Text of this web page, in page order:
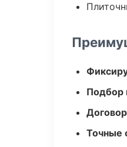
Подбор
Точные